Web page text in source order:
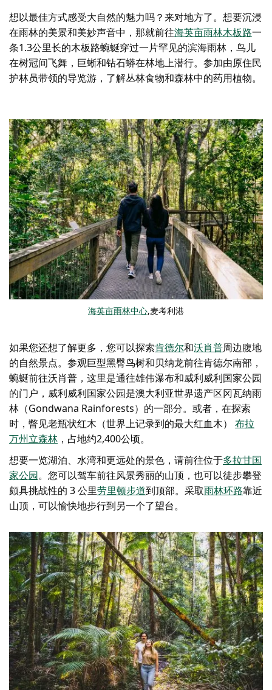
想以最佳方式感受大自然的魅力吗？来对地方了。想要沉浸
在雨林的美景和美妙声音中，那就前往海英亩雨林木板路一
条1.3公里长的木板路蜿蜒穿过一片罕见的滨海雨林，鸟儿
在树冠间飞舞，巨蜥和钻石蟒在林地上潜行。参加由原住民
护林员带领的导览游，了解丛林食物和森林中的药用植物。
海英亩雨林中心,麦考利港
如果您还想了解更多，您可以探索肯德尔和沃肖普周边腹地
的自然景点。参观巨型黑臀鸟树和贝纳龙前往肯德尔南部，
蜿蜒前往沃肖普，这里是通往雄伟瀑布和威利威利国家公园
的门户 ，威利威利国家公园是澳大利亚世界遗产区冈瓦纳雨
林（Gondwana Rainforests）的一部分。或者，在探索
时，瞥见老瓶状红木 （世界上记录到的最大红血木）
布拉
万州立森林 ，占地约2,400公顷。
想要一览湖泊、水湾和更远处的景色，请前往位于多拉甘国
家公园。您可以驾车前往风景秀丽的山顶，也可以徒步攀登
颇具挑战性的 3 公里劳里顿步道到顶部。采取雨林环路靠近
山顶，可以愉快地步行到另一个了望台。